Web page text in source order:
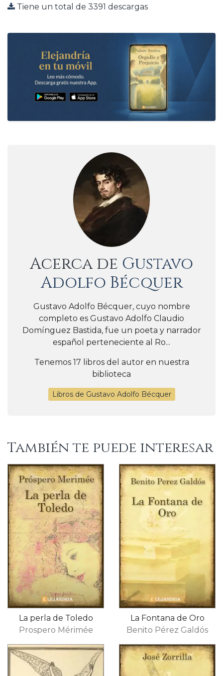
Tiene un total de 3391 descargas
Acerca de Gustavo
Adolfo Bécquer
Gustavo Adolfo Bécquer, cuyo nombre
completo es Gustavo Adolfo Claudio
Domínguez Bastida,​ fue un poeta y narrador
español perteneciente al Ro...
Tenemos 17 libros del autor en nuestra
biblioteca
Libros de Gustavo Adolfo Bécquer
También te puede interesar
La perla de Toledo
Prospero Mérimée
La Fontana de Oro
Benito Pérez Galdós